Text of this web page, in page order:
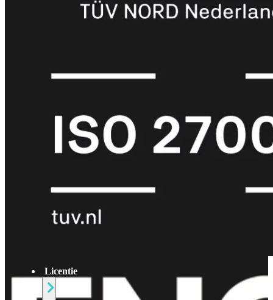
met
FortiWiFi
40F
FortiWiFi
50G FortiWiFi
51G FortiWiFi
60F
FortiWiFi
70GFortiWiFi
71GFortiWiFi
80FFortiWiFi
Licentie